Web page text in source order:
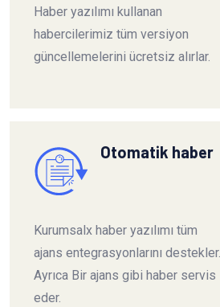
Haber yazılımı kullanan
habercilerimiz tüm versiyon
güncellemelerini ücretsiz alırlar.
Otomatik haber
Kurumsalx haber yazılımı tüm
ajans entegrasyonlarını destekler.
Ayrıca Bir ajans gibi haber servis
eder.